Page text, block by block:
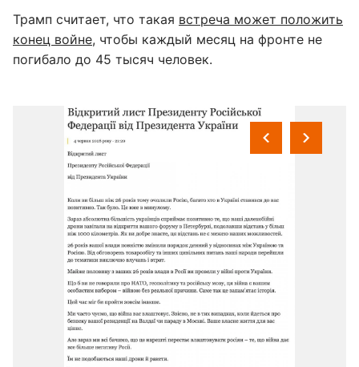
Трамп считает, что такая встреча может положить
конец войне, чтобы каждый месяц на фронте не
погибало до 45 тысяч человек.